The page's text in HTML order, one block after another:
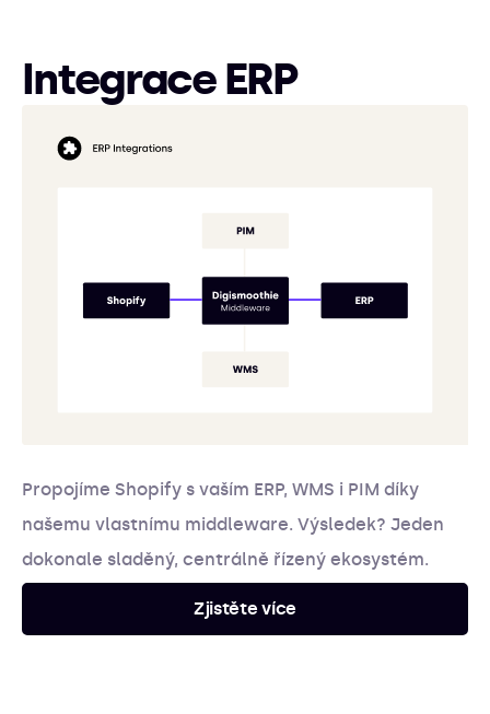
Integrace ERP
Propojíme Shopify s vaším ERP, WMS i PIM díky
našemu vlastnímu middleware. Výsledek? Jeden
dokonale sladěný, centrálně řízený ekosystém.
Zjistěte více